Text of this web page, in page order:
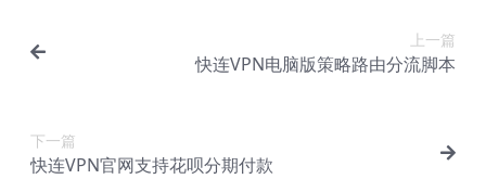
上一篇
快连VPN电脑版策略路由分流脚本
下一篇
快连VPN官网支持花呗分期付款